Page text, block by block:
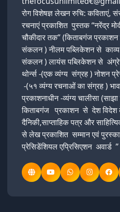
रोग विशेषज्ञ लेखन रुचि: कविताएं,
रचनाएं प्रकाशित पुस्तक “नरेंद्र
चौकीदार तक” (किताबगंज
संकलन ) नीलम पब्लिकेशन से काव्य
संकलन ) लायंस पब्लिकेशन से
थोर्न्स -(एक व्यंग्य संग्रह ) नोशन
-(५१ व्यंग्य रचनाओं का संग्रह )
प्रकाशनाधीन -व्यंग्य चालीसा
किताबगंज प्रकाशन से देश विदेश
दैनिकी,साप्ताहिक पत्र और
से लेख प्रकाशित सम्मान एवं
प्रेसिडेंशियल एप्रिसिएशन अवार्ड ”